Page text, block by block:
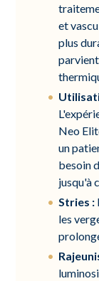
et
plus
Neo
un
besoin
jusqu'à
Stries :
les